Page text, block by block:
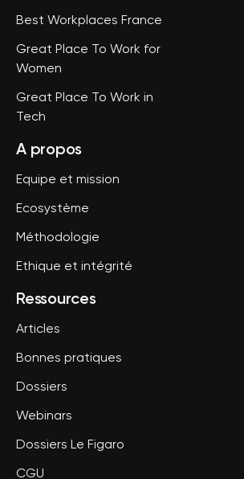
Best Workplaces France
Great Place To Work for
Women
Great Place To Work in
Tech
A propos
Equipe et mission
Ecosystème
Méthodologie
Ethique et intégrité
Ressources
Articles
Bonnes pratiques
Dossiers
Webinars
Dossiers Le Figaro
CGU